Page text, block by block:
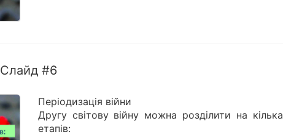
Слайд #6
Періодизація війни
Другу світову війну можна розділити на кілька
етапів: